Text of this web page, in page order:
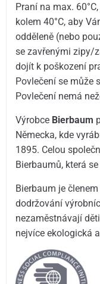
Praní na max.
kolem 40°C, aby
odděleně (nebo
se zavřenými zipy/
dojít k poškození
Povlečení se může
Povlečení nemá
Výrobce Bierbaum
Německa, kde
1895. Celou
Bierbaumů, která
Bierbaum je
dodržování
nezaměstnávají
nejvíce ekologická